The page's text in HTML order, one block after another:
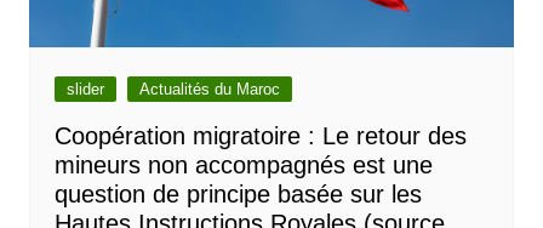
slider Actualités du Maroc
Coopération migratoire : Le retour des
mineurs non accompagnés est une
question de principe basée sur les